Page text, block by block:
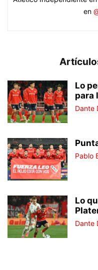
en
Lo
para
Dante
Pablo
Lo
Dante